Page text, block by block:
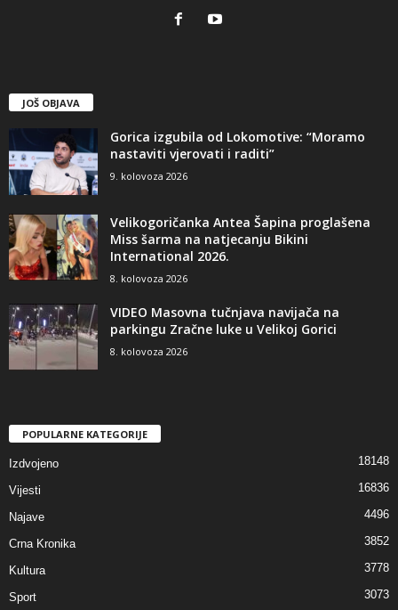
JOŠ OBJAVA
Gorica izgubila od Lokomotive: “Moramo
nastaviti vjerovati i raditi”
9. kolovoza 2026
Velikogoričanka Antea Šapina proglašena
Miss šarma na natjecanju Bikini
International 2026.
8. kolovoza 2026
VIDEO Masovna tučnjava navijača na
parkingu Zračne luke u Velikoj Gorici
8. kolovoza 2026
POPULARNE KATEGORIJE
Izdvojeno 18148
Vijesti 16836
Najave 4496
Crna Kronika 3852
Kultura 3778
Sport 3073